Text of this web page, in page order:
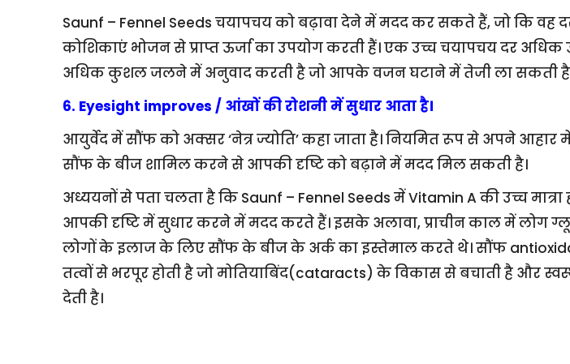
Saunf – Fennel Seeds चयापचय को बढ़ावा देने में मदद कर सकते हैं, जो कि वह
कोशिकाएं भोजन से प्राप्त ऊर्जा का उपयोग करती हैं। एक उच्च चयापचय दर
अधिक कुशल जलने में अनुवाद करती है जो आपके वजन घटाने में तेजी ला सकती
6. Eyesight improves / आंखों की रोशनी में सुधार आता है।
आयुर्वेद में सौंफ को अक्सर ‘नेत्र ज्योति’ कहा जाता है। नियमित रूप से अपने आहार
सौंफ के बीज शामिल करने से आपकी दृष्टि को बढ़ाने में मदद मिल सकती है।
अध्ययनों से पता चलता है कि Saunf – Fennel Seeds में Vitamin A की उच्च
आपकी दृष्टि में सुधार करने में मदद करते हैं। इसके अलावा, प्राचीन काल में लोग
लोगों के इलाज के लिए सौंफ के बीज के अर्क का इस्तेमाल करते थे। सौंफ
तत्वों से भरपूर होती है जो मोतियाबिंद(cataracts) के विकास से बचाती है और
देती है।